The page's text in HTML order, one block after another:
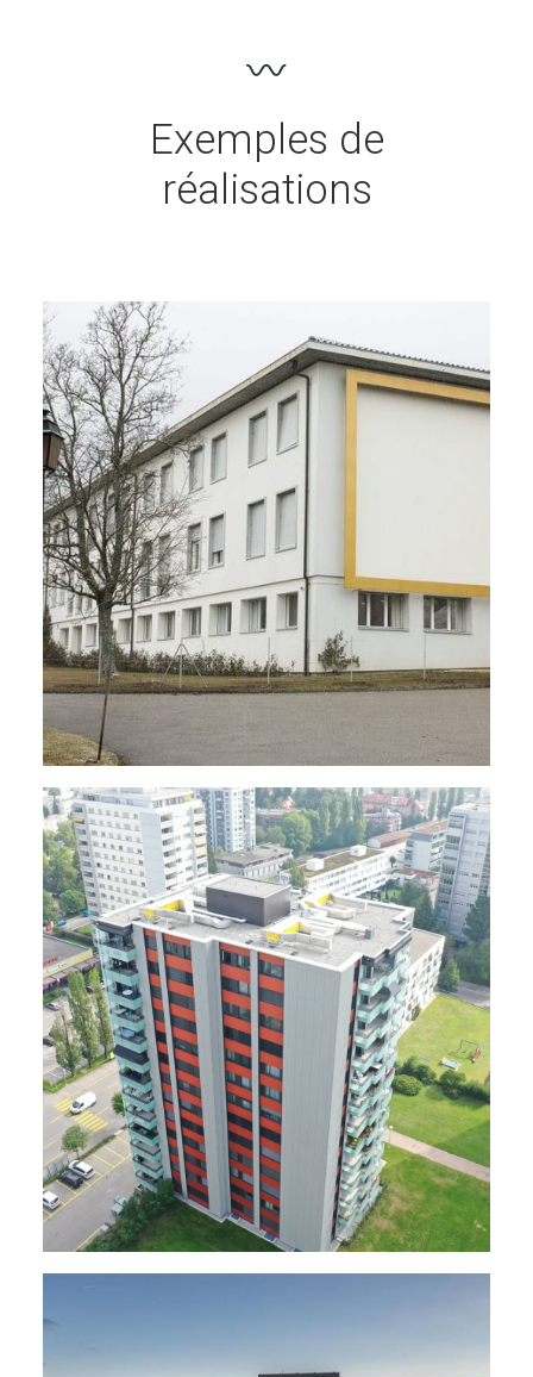
Exemples de
réalisations
Établissements Spécialisés
Énergie - Physique Du Bâtiment
Sanitaire, Ventilation
Rénovations - Transformations
Logements, Énergie - Physique Du Bâtiment, MCR,
Électricité, Sanitaire Ventilation Chauffage,
Rénovations - Transformations